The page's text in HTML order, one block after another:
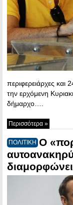
περιφερειάρχες και
την ερχόμενη
δήμαρχο….
Περισσότερα »
ΠΟΛΙΤΙΚΗ Ο